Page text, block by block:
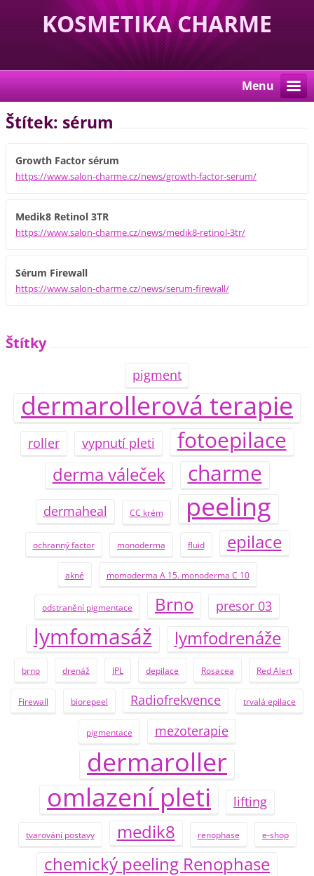
KOSMETIKA CHARME
Menu
Štítek: sérum
Growth Factor sérum
https://www.salon-charme.cz/news/growth-factor-serum/
Medik8 Retinol 3TR
https://www.salon-charme.cz/news/medik8-retinol-3tr/
Sérum Firewall
https://www.salon-charme.cz/news/serum-firewall/
Štítky
pigment
dermarollerová terapie
roller vypnutí pleti fotoepilace
derma váleček charme
dermaheal CC krém peeling
ochranný factor monoderma fluid epilace
akné momoderma A 15. monoderma C 10
odstranění pigmentace Brno presor 03
lymfomasáž lymfodrenáže
brno drenáž IPL depilace Rosacea Red Alert
Firewall biorepeel Radiofrekvence trvalá epilace
pigmentace mezoterapie
dermaroller
omlazení pleti
lifting
tvarování postavy medik8 renophase e-shop
chemický peeling Renophase